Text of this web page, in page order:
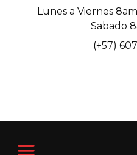
Lunes a Viernes
Sabado
(+57)